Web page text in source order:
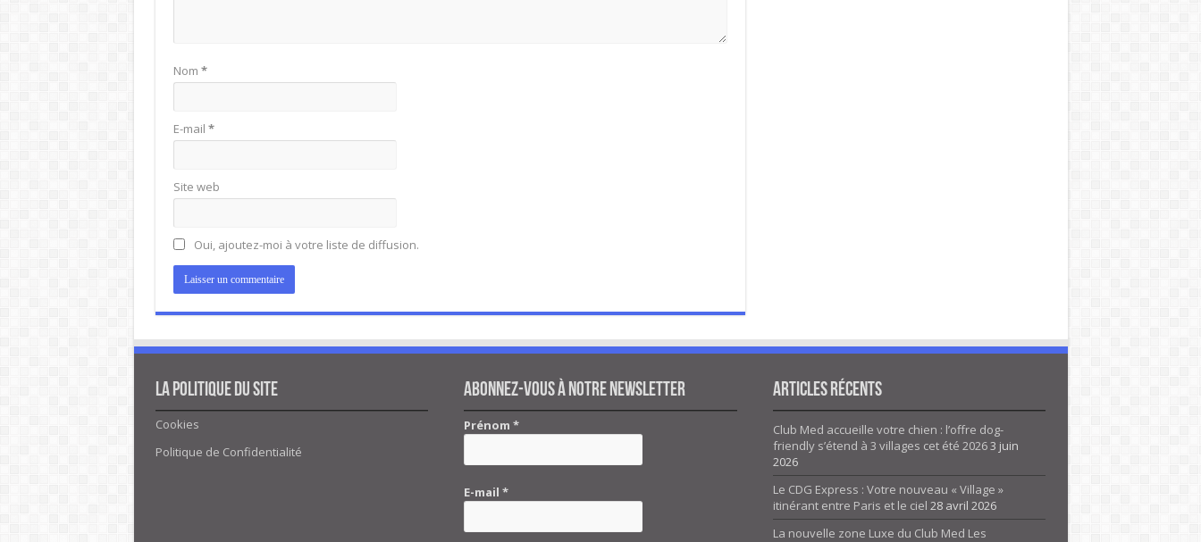
Nom *
E-mail *
Site web
Oui, ajoutez-moi à votre liste de diffusion.
La politique du site
Cookies
Politique de Confidentialité
Abonnez-vous à notre newsletter
Prénom*
E-mail*
Articles Récents
Club Med accueille votre chien : l’offre dog-
friendly s’étend à 3 villages cet été 20263 juin
2026
Le CDG Express : Votre nouveau « Village »
itinérant entre Paris et le ciel 28 avril 2026
La nouvelle zone Luxe du Club Med Les